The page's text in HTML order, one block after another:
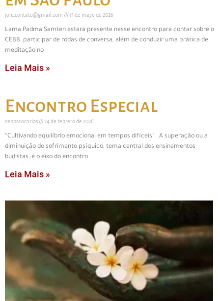
jolu.contato@gmail.com 13 de mayo de 2026
Lama Padma Samten estará presente nesse encontro para contar sobre o
CEBB, participar de rodas de conversa, além de conduzir uma prática de
meditação no
Leia Mais »
Encontro Especial
cebbsaocarlos 24 de febrero de 2026
“Cultivando equilíbrio emocional em tempos difíceis” A superação ou a
diminuição do sofrimento psíquico, tema central dos ensinamentos
budistas, é o eixo do encontro
Leia Mais »